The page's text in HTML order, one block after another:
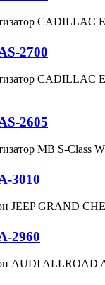
CADILLAC
2700
CADILLAC
2605
MB S-Class
3010
JEEP GRAND
2960
AUDI ALLROAD